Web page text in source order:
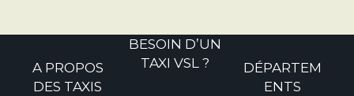
A PROPOS
DES TAXIS
BESOIN D’UN
TAXI VSL ?
DÉPARTEM
ENTS